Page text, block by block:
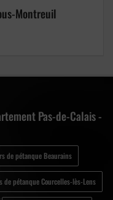
Montreuil
Pas-de-Calais -
de pétanque Beaurains
de pétanque Courcelles-lès-Lens